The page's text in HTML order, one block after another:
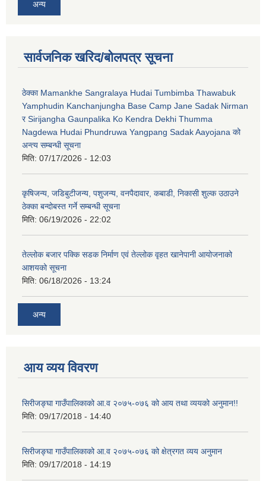
अन्य
सार्वजनिक खरिद/बोलपत्र सूचना
ठेक्का Mamankhe Sangralaya Hudai Tumbimba Thawabuk
Yamphudin Kanchanjungha Base Camp Jane Sadak Nirman
र Sirijangha Gaunpalika Ko Kendra Dekhi Thumma
Nagdewa Hudai Phundruwa Yangpang Sadak Aayojana को
अन्त्य सम्बन्धी सूचना
मिति: 07/17/2026 - 12:03
कृषिजन्य, जडिबुटीजन्य, पशुजन्य, वनपैदावार, कबाडी, निकासी शुल्क उठाउने
ठेक्का बन्दोबस्त गर्ने सम्बन्धी सूचना
मिति: 06/19/2026 - 22:02
तेल्लोक बजार पक्कि सडक निर्माण एवं तेल्लोक वृहत खानेपानी आयोजनाको
आशयको सूचना
मिति: 06/18/2026 - 13:24
अन्य
आय व्यय विवरण
सिरीजङ्घा गाउँपालिकाको आ.व २०७५-०७६ को आय तथा व्ययको अनुमान!!
मिति: 09/17/2018 - 14:40
सिरीजङ्घा गाउँपालिकाको आ.व २०७५-०७६ को क्षेत्रगत व्यय अनुमान
मिति: 09/17/2018 - 14:19